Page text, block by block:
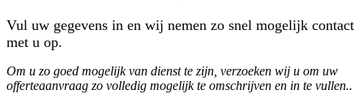
Vul uw gegevens in en wij nemen zo snel mogelijk contact
met u op.
Om u zo goed mogelijk van dienst te zijn, verzoeken wij u om uw
offerteaanvraag zo volledig mogelijk te omschrijven en in te vullen..